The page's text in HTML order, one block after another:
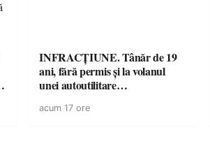
INFRACȚIUNE. Tânăr de 19
ani, fără permis și la volanul
unei autoutilitare
acum 17 ore